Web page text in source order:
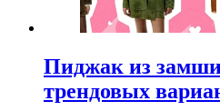
Пиджак из
трендовых